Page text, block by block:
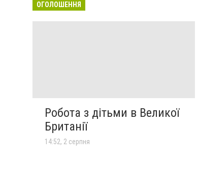
ОГОЛОШЕННЯ
Робота з дітьми в Великої
Британії
14:52, 2 серпня